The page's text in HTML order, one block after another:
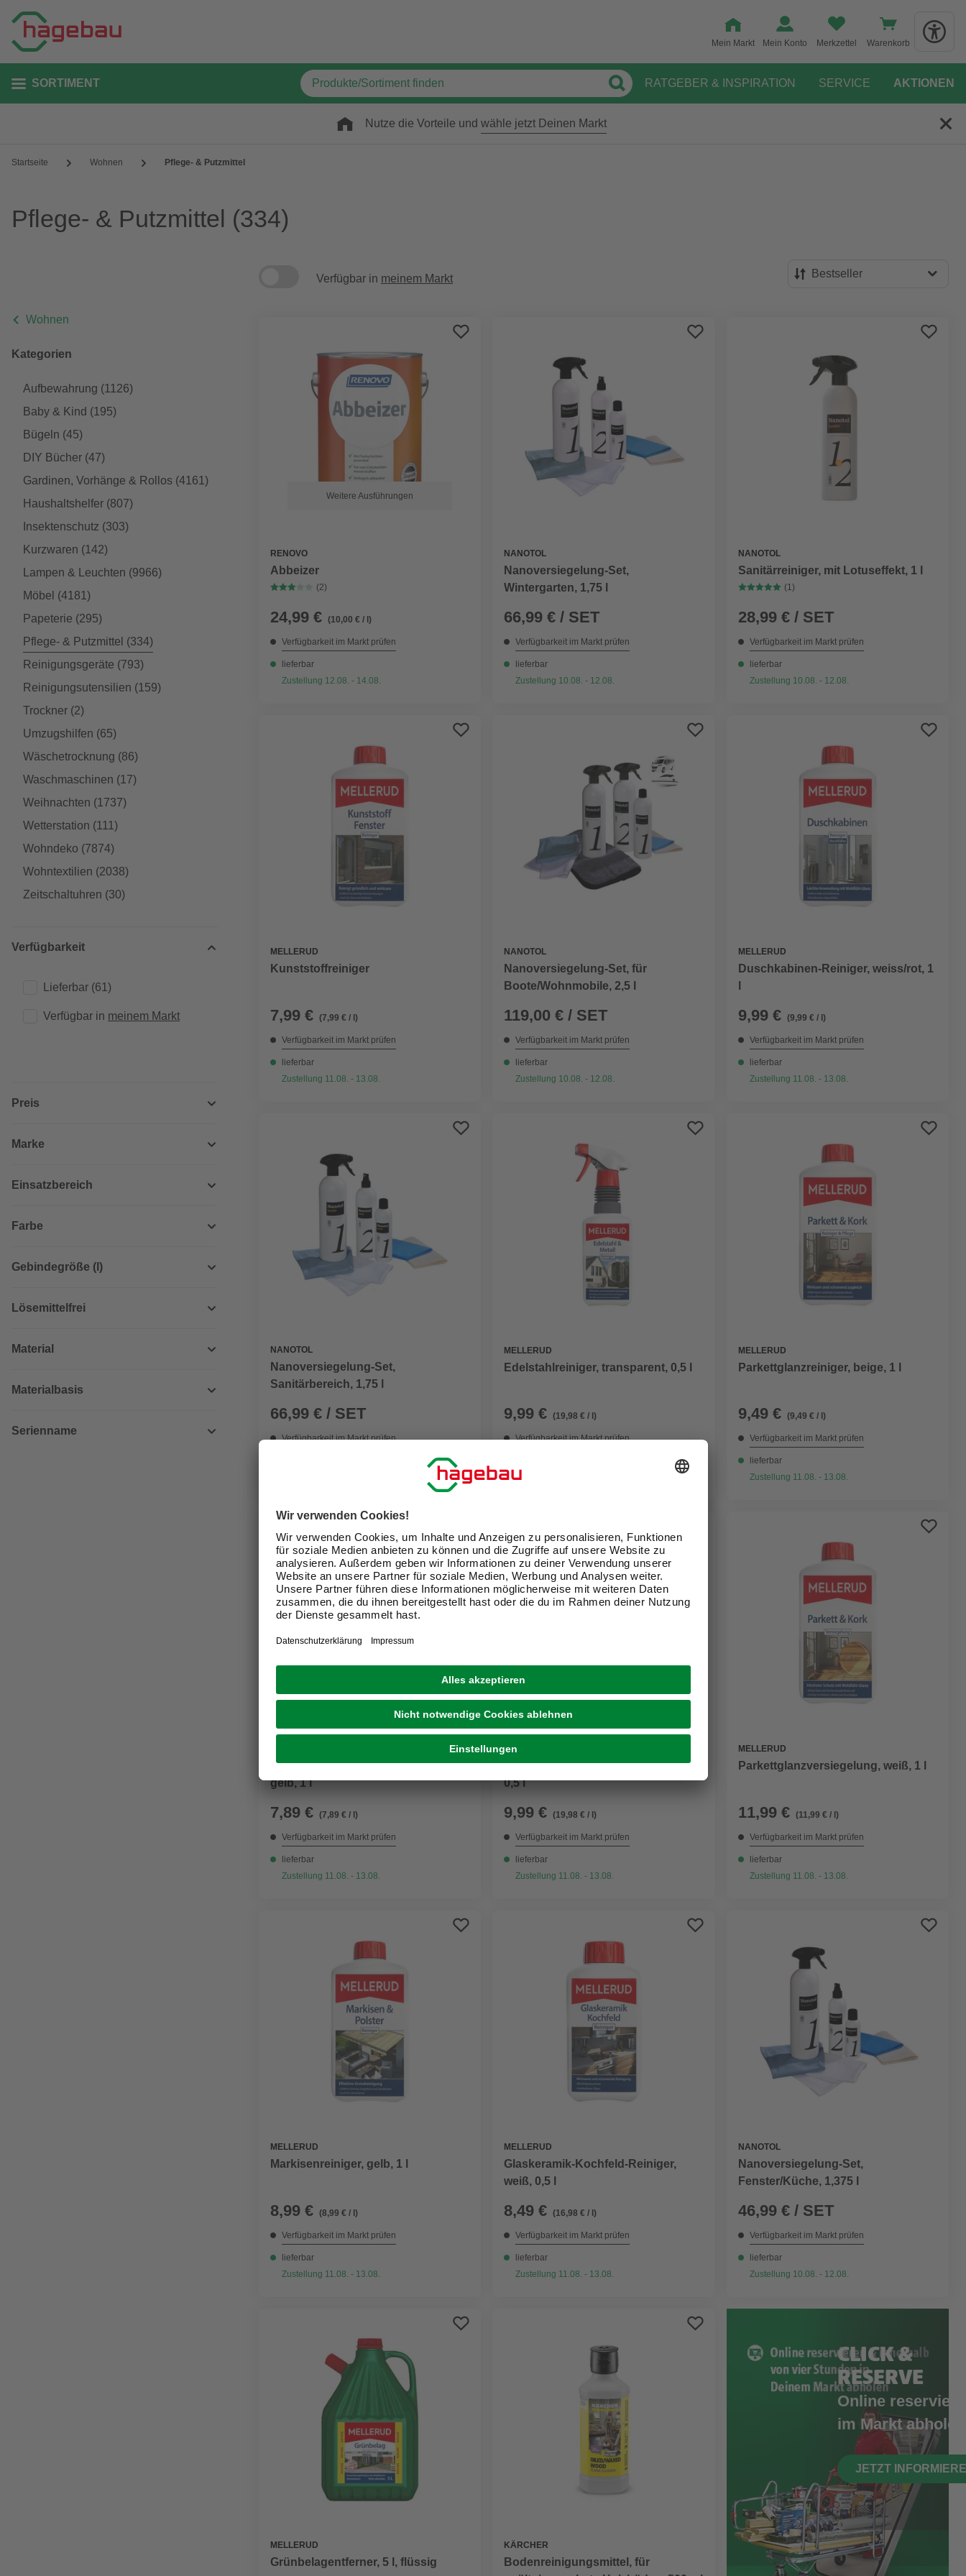
Mein Markt Mein Konto Merkzettel Warenkorb
SORTIMENT RATGEBER & INSPIRATION SERVICE AKTIONEN
Nutze die Vorteile und wähle jetzt Deinen Markt
Startseite Wohnen Pflege- & Putzmittel
Pflege- & Putzmittel (334)
Wohnen
Kategorien
Aufbewahrung (1126)
Baby & Kind (195)
Bügeln (45)
DIY Bücher (47)
Gardinen, Vorhänge & Rollos (4161)
Haushaltshelfer (807)
Insektenschutz (303)
Kurzwaren (142)
Lampen & Leuchten (9966)
Möbel (4181)
Papeterie (295)
Pflege- & Putzmittel (334)
Reinigungsgeräte (793)
Reinigungsutensilien (159)
Trockner (2)
Umzugshilfen (65)
Wäschetrocknung (86)
Waschmaschinen (17)
Weihnachten (1737)
Wetterstation (111)
Wohndeko (7874)
Wohntextilien (2038)
Zeitschaltuhren (30)
Verfügbarkeit
Lieferbar (61)
Verfügbar in meinem Markt
Preis
Marke
Einsatzbereich
Farbe
Gebindegröße (l)
Lösemittelfrei
Material
Materialbasis
Serienname
Verfügbar in meinem Markt Bestseller
Preis absteigend
Bewertung
Weitere Ausführungen
RENOVO
Abbeizer
(2)
24,99 € (10,00 € / l)
Verfügbarkeit im Markt prüfen
lieferbar
Zustellung 12.08. - 14.08.
NANOTOL
Nanoversiegelung-Set,
Wintergarten, 1,75 l
66,99 € / SET
Verfügbarkeit im Markt prüfen
lieferbar
Zustellung 10.08. - 12.08.
NANOTOL
Sanitärreiniger, mit Lotuseffekt, 1 l
(1)
28,99 € / SET
Verfügbarkeit im Markt prüfen
lieferbar
Zustellung 10.08. - 12.08.
MELLERUD
Kunststoffreiniger
7,99 € (7,99 € / l)
Verfügbarkeit im Markt prüfen
lieferbar
Zustellung 11.08. - 13.08.
NANOTOL
Nanoversiegelung-Set, für
Boote/Wohnmobile, 2,5 l
119,00 € / SET
Verfügbarkeit im Markt prüfen
lieferbar
Zustellung 10.08. - 12.08.
MELLERUD
Duschkabinen-Reiniger, weiss/rot, 1
9,99 € (9,99 € / l)
Verfügbarkeit im Markt prüfen
lieferbar
Zustellung 11.08. - 13.08.
NANOTOL
Nanoversiegelung-Set,
Sanitärbereich, 1,75 l
66,99 € / SET
Verfügbarkeit im Markt prüfen
MELLERUD
Edelstahlreiniger, transparent, 0,5 l
9,99 € (19,98 € / l)
Verfügbarkeit im Markt prüfen
Zustellung 11.08. - 13.08.
MELLERUD
Parkettglanzreiniger, beige, 1 l
9,49 € (9,49 € / l)
Verfügbarkeit im Markt prüfen
lieferbar
Zustellung 11.08. - 13.08.
Granitboden-Reiniger und-Pflege,
gelb, 1 l
7,89 € (7,89 € / l)
Verfügbarkeit im Markt prüfen
lieferbar
Zustellung 11.08. - 13.08.
MELLERUD
Markisen-Imprägnierung, weiss/rot,
0,5 l
9,99 € (19,98 € / l)
Verfügbarkeit im Markt prüfen
lieferbar
Zustellung 11.08. - 13.08.
MELLERUD
Parkettglanzversiegelung, weiß, 1 l
11,99 € (11,99 € / l)
Verfügbarkeit im Markt prüfen
lieferbar
Zustellung 11.08. - 13.08.
MELLERUD
Markisenreiniger, gelb, 1 l
8,99 € (8,99 € / l)
Verfügbarkeit im Markt prüfen
lieferbar
Zustellung 11.08. - 13.08.
MELLERUD
Glaskeramik-Kochfeld-Reiniger,
weiß, 0,5 l
8,49 € (16,98 € / l)
Verfügbarkeit im Markt prüfen
lieferbar
Zustellung 11.08. - 13.08.
NANOTOL
Nanoversiegelung-Set,
Fenster/Küche, 1,375 l
46,99 € / SET
Verfügbarkeit im Markt prüfen
lieferbar
Zustellung 10.08. - 12.08.
MELLERUD
Grünbelagentferner, 5 l, flüssig
KÄRCHER
Bodenreinigungsmittel, für
CLICK &
RESERVE
Online
im Markt abholen
JETZT